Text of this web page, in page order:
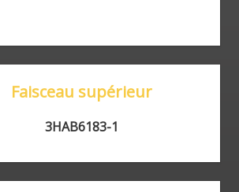
Faisceau supérieur
3HAB6183-1